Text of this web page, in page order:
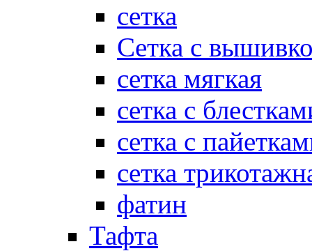
сетка
Сетка с
сетка мягкая
сетка с
сетка с
сетка
фатин
Тафта